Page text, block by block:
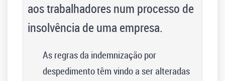
aos trabalhadores num processo de
insolvência de uma empresa.
As regras da indemnização por
despedimento têm vindo a ser alteradas